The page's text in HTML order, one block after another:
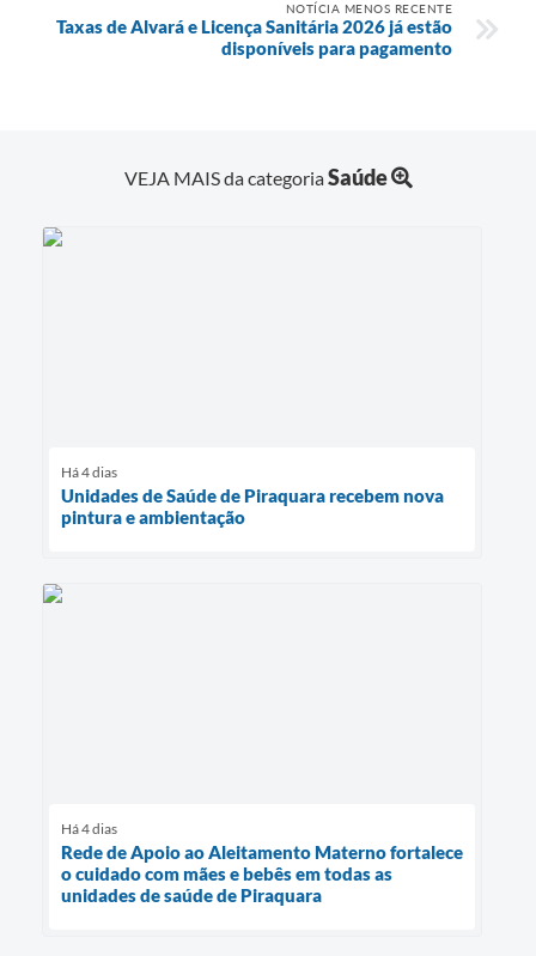
NOTÍCIA MENOS RECENTE
Taxas de Alvará e Licença Sanitária 2026 já estão
disponíveis para pagamento
VEJA MAIS da categoriaSaúde
Há 4 dias
Unidades de Saúde de Piraquara recebem nova
pintura e ambientação
Há 4 dias
Rede de Apoio ao Aleitamento Materno fortalece
o cuidado com mães e bebês em todas as
unidades de saúde de Piraquara